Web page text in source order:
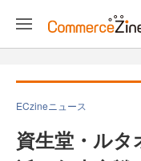
ECzineニュース
資生堂・ル